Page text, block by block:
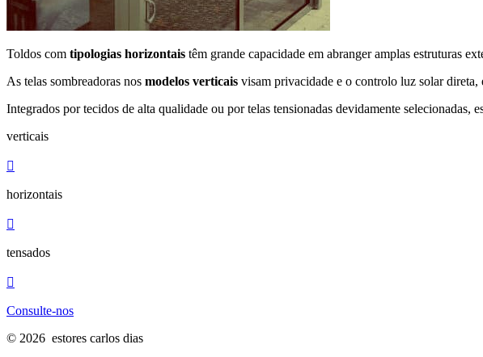
Toldos com tipologias horizontais têm grande capacidade em abranger amplas estruturas
As telas sombreadoras nos modelos verticais visam privacidade e o controlo luz solar direta,
Integrados por tecidos de alta qualidade ou por telas tensionadas devidamente
verticais

horizontais

tensados

Consulte-nos
© 2026 estores carlos dias